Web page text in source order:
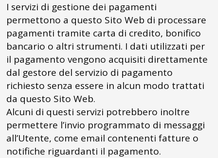
I servizi di gestione dei pagamenti
permettono a questo Sito Web di processare
pagamenti tramite carta di credito, bonifico
bancario o altri strumenti. I dati utilizzati per
il pagamento vengono acquisiti direttamente
dal gestore del servizio di pagamento
richiesto senza essere in alcun modo trattati
da questo Sito Web.
Alcuni di questi servizi potrebbero inoltre
permettere l’invio programmato di messaggi
all’Utente, come email contenenti fatture o
notifiche riguardanti il pagamento.